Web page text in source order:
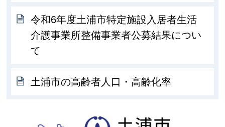
令和6年度土浦市特定施設入居者生活
介護事業所整備事業者公募結果につい
て
土浦市の高齢者人口・高齢化率